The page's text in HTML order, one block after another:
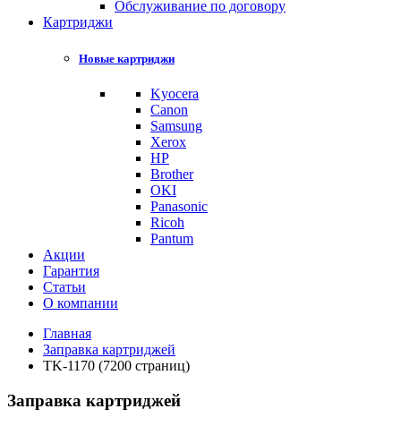
Обслуживание по договору
Картриджи
Новые картриджи
Kyocera
Canon
Samsung
Xerox
HP
Brother
OKI
Panasonic
Ricoh
Pantum
Акции
Гарантия
Статьи
О компании
Главная
Заправка картриджей
TK-1170 (7200 страниц)
Заправка картриджей